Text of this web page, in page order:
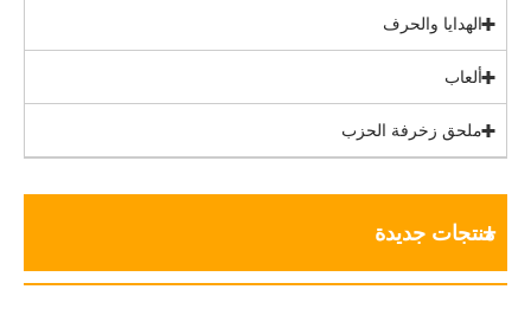
الهدايا والحرف
ألعاب
ملحق زخرفة الحزب
منتجات جديدة